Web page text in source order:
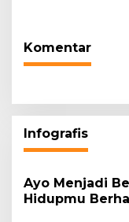
Komentar
Infografis
Ayo Menjadi
Hidupmu